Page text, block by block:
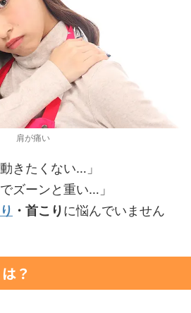
肩が痛い
きたくない…」
ズーンと重い…」
・首こりに悩んでいません
？